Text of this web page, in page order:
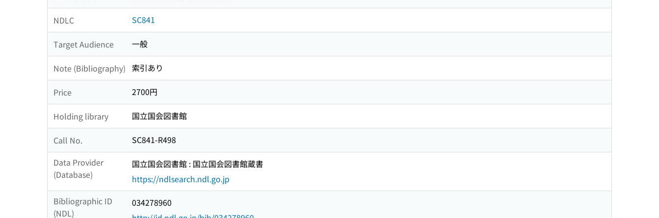
NDLC SC841
Target Audience 一般
Note (Bibliography) 索引あり
Price 2700円
Holding library 国立国会図書館
Call No.
SC841-R498
Data Provider
(Database)
国立国会図書館 : 国立国会図書館蔵書
https://ndlsearch.ndl.go.jp
Bibliographic ID
(NDL)
034278960